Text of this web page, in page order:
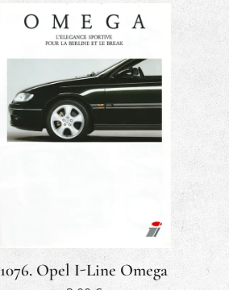
1076. Opel I-Line Omega